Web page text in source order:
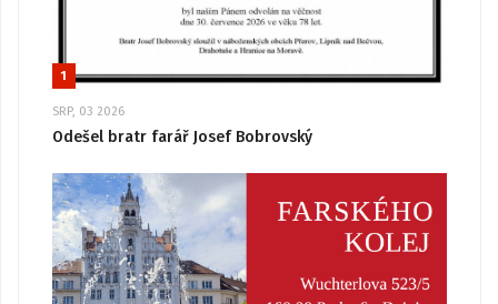
1
SRP, 03 2026
Odešel bratr farář Josef Bobrovský